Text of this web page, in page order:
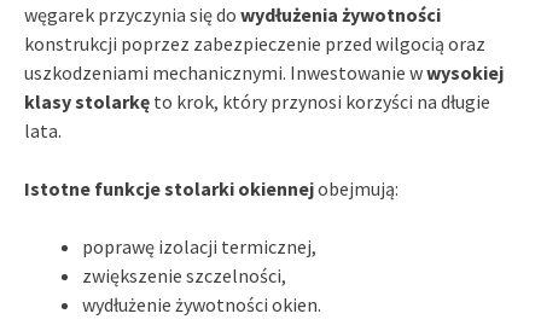
węgarek przyczynia się do wydłużenia żywotności
konstrukcji poprzez zabezpieczenie przed wilgocią oraz
uszkodzeniami mechanicznymi. Inwestowanie wwysokiej
klasy stolarkę to krok, który przynosi korzyści na długie
lata.
Istotne funkcje stolarki okiennejobejmują:
poprawę izolacji termicznej,
zwiększenie szczelności,
wydłużenie żywotności okien.